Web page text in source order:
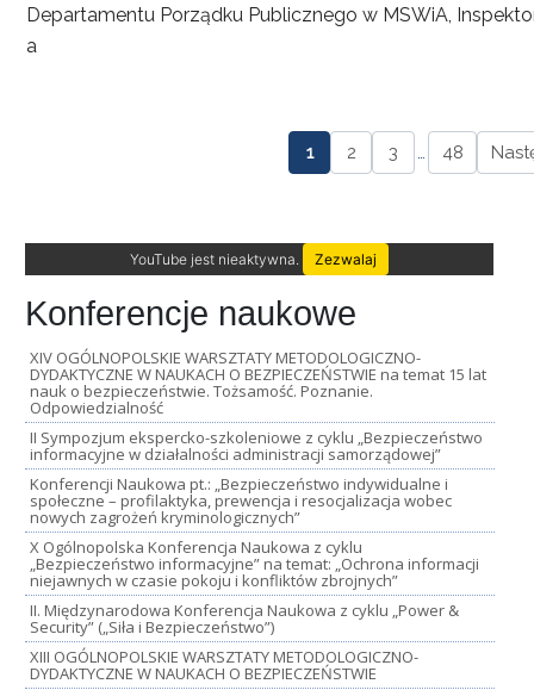
Departamentu Porządku Publicznego w MSWiA,
a
1 2 3 … 48
YouTube jest nieaktywna. Zezwalaj
Konferencje naukowe
XIV OGÓLNOPOLSKIE WARSZTATY METODOLOGICZNO-
DYDAKTYCZNE W NAUKACH O BEZPIECZEŃSTWIE na temat 15 lat
nauk o bezpieczeństwie. Tożsamość. Poznanie.
Odpowiedzialność
II Sympozjum ekspercko-szkoleniowe z cyklu „Bezpieczeństwo
informacyjne w działalności administracji samorządowej”
Konferencji Naukowa pt.: „Bezpieczeństwo indywidualne i
społeczne – profilaktyka, prewencja i resocjalizacja wobec
nowych zagrożeń kryminologicznych”
X Ogólnopolska Konferencja Naukowa z cyklu
„Bezpieczeństwo informacyjne” na temat: „Ochrona informacji
niejawnych w czasie pokoju i konfliktów zbrojnych”
II. Międzynarodowa Konferencja Naukowa z cyklu „Power &
Security” („Siła i Bezpieczeństwo”)
XIII OGÓLNOPOLSKIE WARSZTATY METODOLOGICZNO-
DYDAKTYCZNE W NAUKACH O BEZPIECZEŃSTWIE